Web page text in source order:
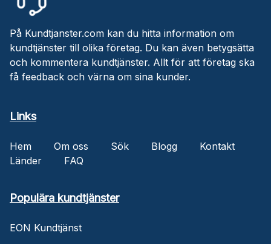
På Kundtjanster.com kan du hitta information om
kundtjänster till olika företag. Du kan även betygsätta
och kommentera kundtjänster. Allt för att företag ska
få feedback och värna om sina kunder.
Links
Hem Om oss Sök Blogg
Kontakt
Länder
FAQ
Populära kundtjänster
EON Kundtjänst